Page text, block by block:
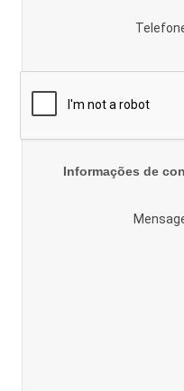
Informações de